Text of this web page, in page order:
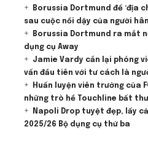
Borussia Dortmund để ‘địa
sau cuộc nổi dậy của người
Borussia Dortmund ra mắt
dụng cụ Away
Jamie Vardy cắn lại phóng
vấn đầu tiên với tư cách là
Huấn luyện viên trưởng của
những trò hề Touchline bất
Napoli Drop tuyệt đẹp, lấy
2025/26 Bộ dụng cụ thứ ba